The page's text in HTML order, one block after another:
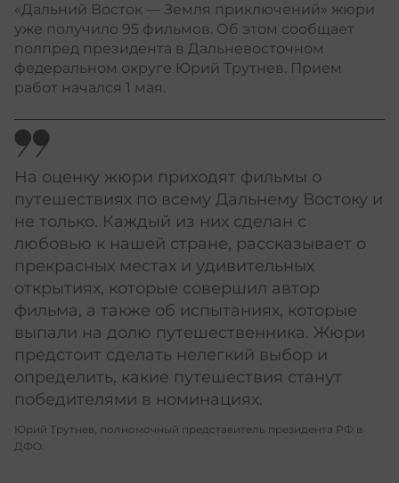
«Дальний Восток — Земля приключений» жюри
уже получило 95 фильмов. Об этом сообщает
полпред президента в Дальневосточном
федеральном округе Юрий Трутнев. Прием
работ начался 1 мая.
На оценку жюри приходят фильмы о
путешествиях по всему Дальнему Востоку и
не только. Каждый из них сделан с
любовью к нашей стране, рассказывает о
прекрасных местах и удивительных
открытиях, которые совершил автор
фильма, а также об испытаниях, которые
выпали на долю путешественника. Жюри
предстоит сделать нелегкий выбор и
определить, какие путешествия станут
победителями в номинациях.
Юрий Трутнев, полномочный представитель президента РФ в
ДФО.